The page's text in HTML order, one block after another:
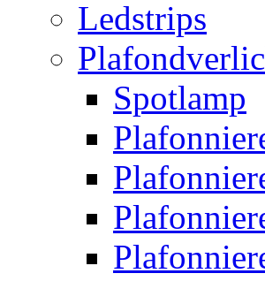
Ledstrips
Spotlamp